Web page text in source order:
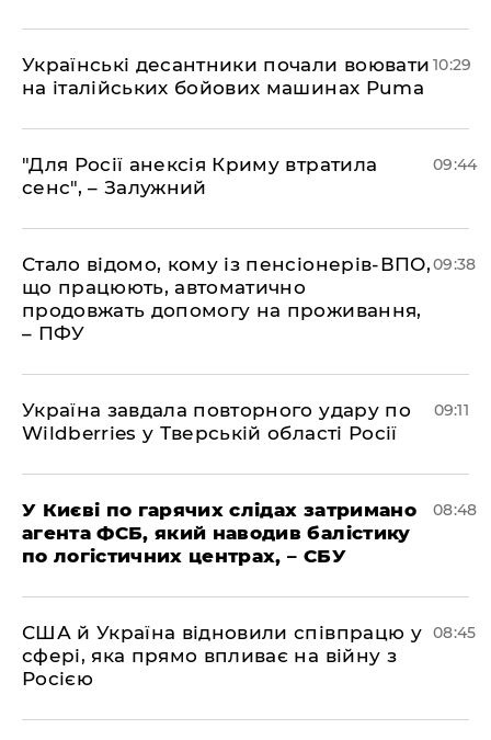
Українські десантники почали воювати
на італійських бойових машинах Puma
10:29
"Для Росії анексія Криму втратила
сенс", – Залужний
09:44
Стало відомо, кому із пенсіонерів-ВПО,
що працюють, автоматично
продовжать допомогу на проживання,
– ПФУ
09:38
Україна завдала повторного удару по
Wildberries у Тверській області Росії
09:11
У Києві по гарячих слідах затримано
агента ФСБ, який наводив балістику
по логістичних центрах, – СБУ
08:48
США й Україна відновили співпрацю у
сфері, яка прямо впливає на війну з
Росією
08:45